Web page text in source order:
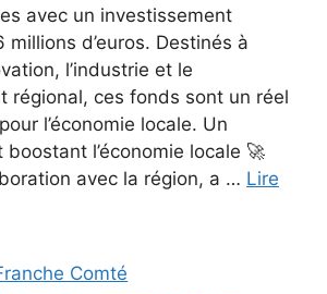
avec un investissement
d’euros. Destinés à
l’industrie et le
régional, ces fonds sont un réel
l’économie locale. Un
l’économie locale 🚀
avec la région, a … Lire
Comté